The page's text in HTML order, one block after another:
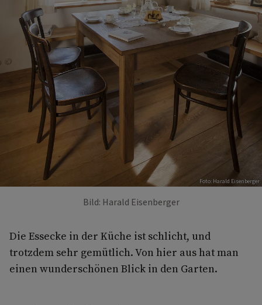
Foto: Harald Eisenberger
Bild: Harald Eisenberger
Die Essecke in der Küche ist schlicht, und
trotzdem sehr gemütlich. Von hier aus hat man
einen wunderschönen Blick in den Garten.